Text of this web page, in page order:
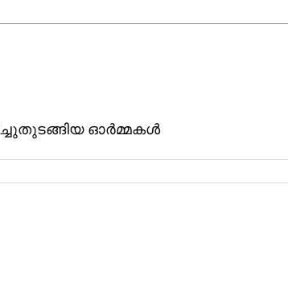
ഓര്‍മ്മകള്‍